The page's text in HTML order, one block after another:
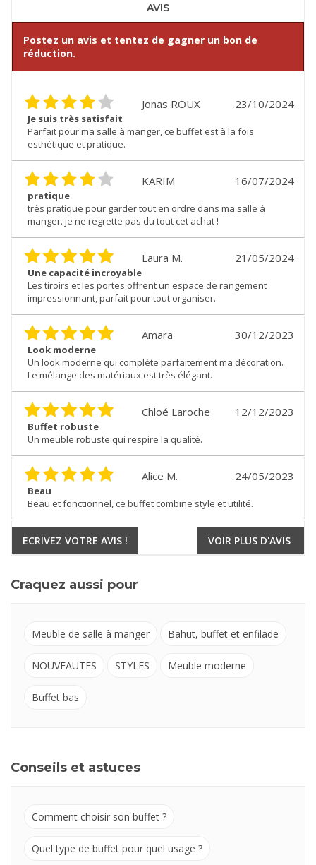
AVIS
Postez un avis et tentez de gagner un bon de
réduction.
23/10/2024
Jonas ROUX
Je suis très satisfait
Parfait pour ma salle à manger, ce buffet est à la fois
esthétique et pratique.
16/07/2024
KARIM
pratique
très pratique pour garder tout en ordre dans ma salle à
manger. je ne regrette pas du tout cet achat !
21/05/2024
Laura M.
Une capacité incroyable
Les tiroirs et les portes offrent un espace de rangement
impressionnant, parfait pour tout organiser.
30/12/2023
Amara
Look moderne
Un look moderne qui complète parfaitement ma décoration.
Le mélange des matériaux est très élégant.
12/12/2023
Chloé Laroche
Buffet robuste
Un meuble robuste qui respire la qualité.
24/05/2023
Alice M.
Beau
Beau et fonctionnel, ce buffet combine style et utilité.
ECRIVEZ VOTRE AVIS ! VOIR PLUS D'AVIS
Craquez aussi pour
Meuble de salle à manger Bahut, buffet et enfilade
NOUVEAUTES STYLES Meuble moderne
Buffet bas
Conseils et astuces
Comment choisir son buffet ?
Quel type de buffet pour quel usage ?